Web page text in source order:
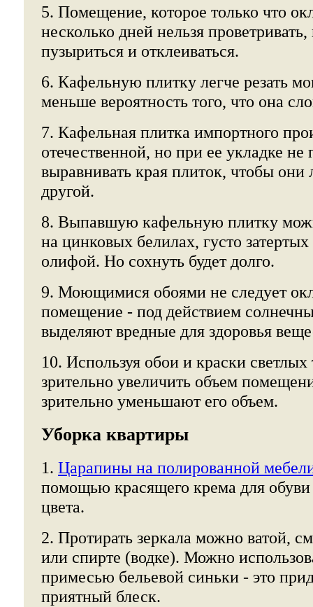
5. Помещение, которое только что
несколько дней нельзя
пузыриться и отклеиваться.
6. Кафельную плитку легче резать
меньше вероятность того, что она
7. Кафельная плитка импортного
отечественной, но при ее укладке не
выравнивать края плиток, чтобы они
другой.
8. Выпавшую кафельную плитку
на цинковых белилах, густо
олифой. Но сохнуть будет долго.
9. Моющимися обоями не следует
помещение - под действием
выделяют вредные для здоровья
10. Используя обои и краски
зрительно увеличить объем
зрительно уменьшают его объем.
Уборка квартиры
1. Царапины на полированной
помощью красящего крема для обуви
цвета.
2. Протирать зеркала можно ватой,
или спирте (водке). Можно
примесью бельевой синьки - это
приятный блеск.